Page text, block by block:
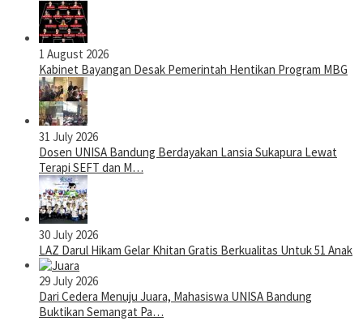
1 August 2026
Kabinet Bayangan Desak Pemerintah Hentikan Program MBG
31 July 2026
Dosen UNISA Bandung Berdayakan Lansia Sukapura Lewat
Terapi SEFT dan M…
30 July 2026
LAZ Darul Hikam Gelar Khitan Gratis Berkualitas Untuk 51 Anak
29 July 2026
Dari Cedera Menuju Juara, Mahasiswa UNISA Bandung
Buktikan Semangat Pa…